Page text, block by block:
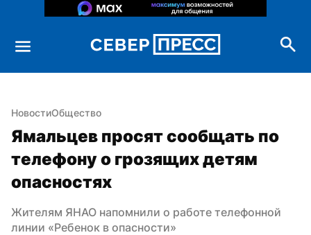
НовостиОбщество
Ямальцев просят сообщать по
телефону о грозящих детям
опасностях
Жителям ЯНАО напомнили о работе телефонной
линии «Ребенок в опасности»